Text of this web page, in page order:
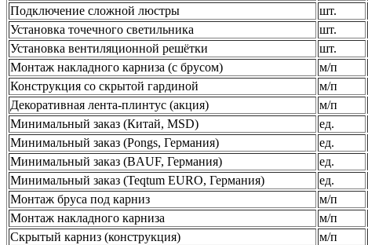
Подключение сложной люстры
шт.
Установка точечного светильника
шт.
Установка вентиляционной решётки
шт.
Монтаж накладного карниза (с брусом)
м/п
Конструкция со скрытой гардиной
м/п
Декоративная лента-плинтус (акция)
м/п
Минимальный заказ (Китай, MSD)
ед.
Минимальный заказ (Pongs, Германия)
ед.
Минимальный заказ (BAUF, Германия)
ед.
Минимальный заказ (Teqtum EURO, Германия)
ед.
Монтаж бруса под карниз
м/п
Монтаж накладного карниза
м/п
Скрытый карниз (конструкция)
м/п